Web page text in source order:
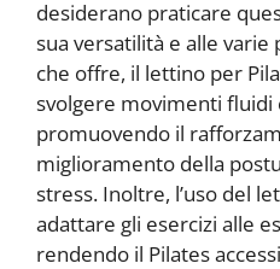
desiderano praticare
sua versatilità e alle varie
che offre, il lettino per
svolgere movimenti fluidi
promuovendo il
miglioramento della
stress. Inoltre, l’uso del
adattare gli esercizi alle
rendendo il Pilates